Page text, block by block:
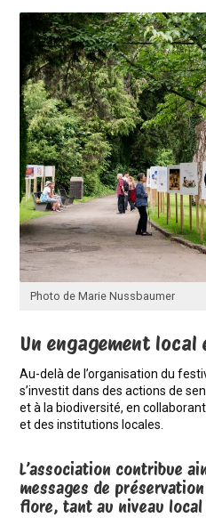
Photo de Marie Nussbaumer
Un engagement
Au-delà de l’organisation du
s’investit dans des actions de
et à la biodiversité, en
et des institutions locales.
L’association contribue
messages de
flore, tant au niveau